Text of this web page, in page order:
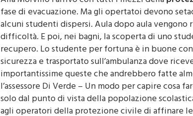
fase di evacuazione. Ma gli opertatoi devono
alcuni studenti dispersi. Aula dopo aula
difficoltà. E poi, nei bagni, la scoperta di uno
recupero. Lo studente per fortuna è in buone
sicurezza e trasportato sull’ambulanza dove
importantissime queste che andrebbero fatte
l’assessore Di Verde – Un modo per capire cosa
solo dal punto di vista della popolazione
agli operatori della protezione civile di affinare